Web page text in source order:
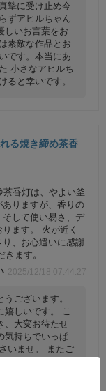
摯に受け止め今
ずアヒルちゃん
しいお言葉をお
素敵な作品とお
です。本当にあ
小さなアヒルち
ると幸いです。
る焼き締め茶香
香灯は、やよい釜
りますが、香りの
して使い易さ、デ
ます。 火が近く
、お心遣いに感謝
ます。
2025/12/18 07:44:27
ございます。
嬉しいです。 こ
、大変お待たせ
気持ちでいっぱ
いませ。 またご